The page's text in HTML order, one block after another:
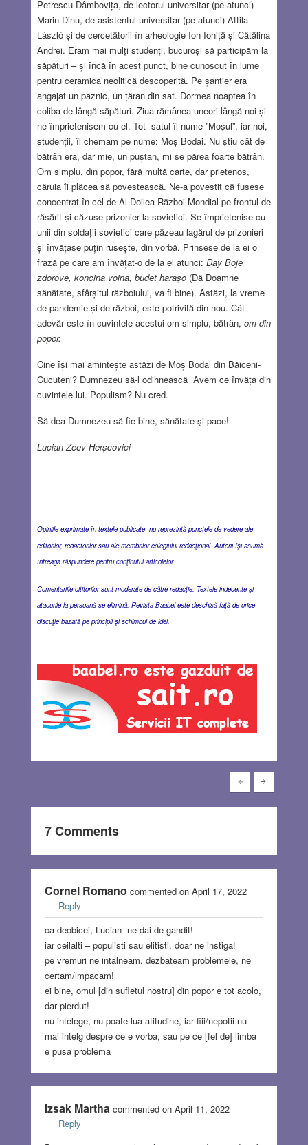
Petrescu-Dâmbovița, de lectorul universitar (pe atunci)
Marin Dinu, de asistentul universitar (pe atunci) Attila
László și de cercetătorii în arheologie Ion Ioniță și Cătălina
Andrei. Eram mai mulți studenți, bucuroși să participăm la
săpături – și încă în acest punct, bine cunoscut în lume
pentru ceramica neolitică descoperită. Pe șantier era
angajat un paznic, un țăran din sat. Dormea noaptea în
coliba de lângă săpături. Ziua rămânea uneori lângă noi și
ne împrietenisem cu el. Tot satul îl nume ”Moșul”, iar noi,
studenții, îl chemam pe nume: Moș Bodai. Nu știu cât de
bătrân era, dar mie, un puștan, mi se părea foarte bătrân.
Om simplu, din popor, fără multă carte, dar prietenos,
căruia îi plăcea să povestească. Ne-a povestit că fusese
concentrat în cel de Al Doilea Război Mondial pe frontul de
răsărit și căzuse prizonier la sovietici. Se împrietenise cu
unii din soldații sovietici care păzeau lagărul de prizonieri
și învățase puțin rusește, din vorbă. Prinsese de la ei o
frază pe care am învățat-o de la el atunci: Day Boje
zdorove, koncina voina, budet harașo (Dă Doamne
sănătate, sfârșitul războiului, va fi bine). Astăzi, la vreme
de pandemie și de război, este potrivită din nou. Cât
adevăr este în cuvintele acestui om simplu, bătrân, om din
popor.
Cine își mai amintește astăzi de Moș Bodai din Băiceni-
Cucuteni? Dumnezeu să-l odihnească Avem ce învăța din
cuvintele lui. Populism? Nu cred.
Să dea Dumnezeu să fie bine, sănătate şi pace!
Lucian-Zeev Herșcovici
Opiniile exprimate în textele publicate nu reprezintă punctele de vedere ale
editorilor, redactorilor sau ale membrilor colegiului redacţional. Autorii îşi asumă
întreaga răspundere pentru conţinutul articolelor.
Comentariile cititorilor sunt moderate de către redacţie. Textele indecente şi
atacurile la persoană se elimină. Revista Baabel este deschisă faţă de orice
discuţie bazată pe principii şi schimbul de idei.
7 Comments
Cornel Romano commented on April 17, 2022
Reply
ca deobicei, Lucian- ne dai de gandit!
iar ceilalti – populisti sau elitisti, doar ne instiga!
pe vremuri ne intalneam, dezbateam problemele, ne
certam/impacam!
ei bine, omul [din sufletul nostru] din popor e tot acolo,
dar pierdut!
nu intelege, nu poate lua atitudine, iar fiii/nepotii nu
mai intelg despre ce e vorba, sau pe ce [fel de] limba
e pusa problema
Izsak Marthacommented on April 11, 2022
Reply